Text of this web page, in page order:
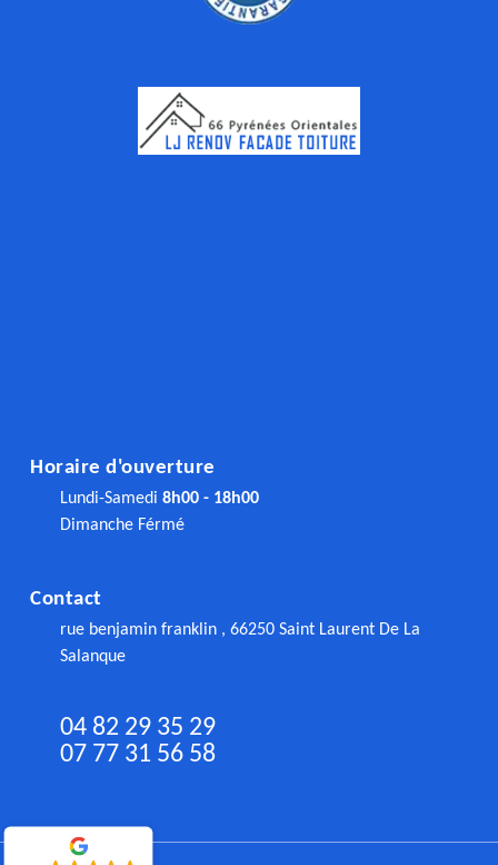
Horaire d'ouverture
Lundi-Samedi 8h00 - 18h00
Dimanche Férmé
Contact
rue benjamin franklin , 66250 Saint Laurent De La
Salanque
04 82 29 35 29
07 77 31 56 58